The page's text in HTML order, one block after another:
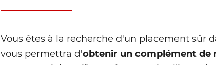
Réf.
Vous êtes à la recherche d'un placement sûr
vous permettra d'obtenir un complément de